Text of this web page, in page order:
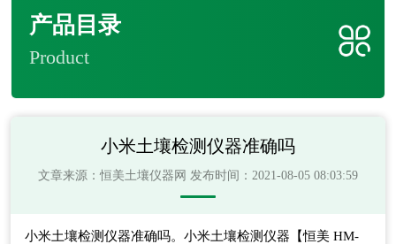
产品目录
Product
小米土壤检测仪器准确吗
文章来源：恒美土壤仪器网 发布时间：2021-08-05 08:03:59
小米土壤检测仪器准确吗。 小米土壤检测仪器 【恒美 HM-